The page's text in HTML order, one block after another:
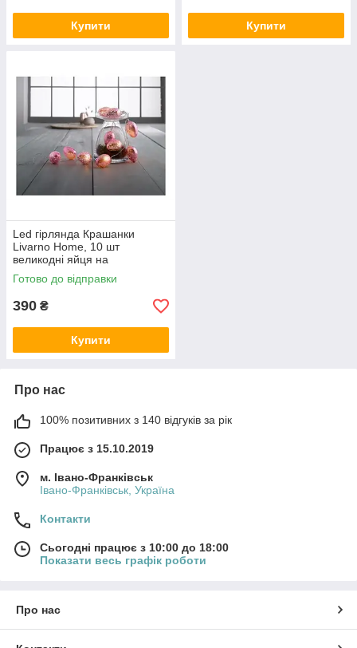
Купити Купити
Led гірлянда Крашанки
Livarno Home, 10 шт
великодні яйця на
батарейках з таймером, 120
см
Готово до відправки
390 ₴
Купити
Про нас
100% позитивних з 140 відгуків за рік
Працює з 15.10.2019
м. Івано-Франківськ
Івано-Франківськ, Україна
Контакти
Сьогодні працює з 10:00 до 18:00
Показати весь графік роботи
Про нас